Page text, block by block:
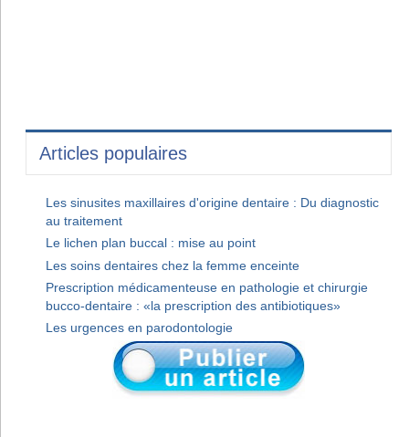
Articles populaires
Les sinusites maxillaires d'origine dentaire : Du diagnostic
au traitement
Le lichen plan buccal : mise au point
Les soins dentaires chez la femme enceinte
Prescription médicamenteuse en pathologie et chirurgie
bucco-dentaire : «la prescription des antibiotiques»
Les urgences en parodontologie